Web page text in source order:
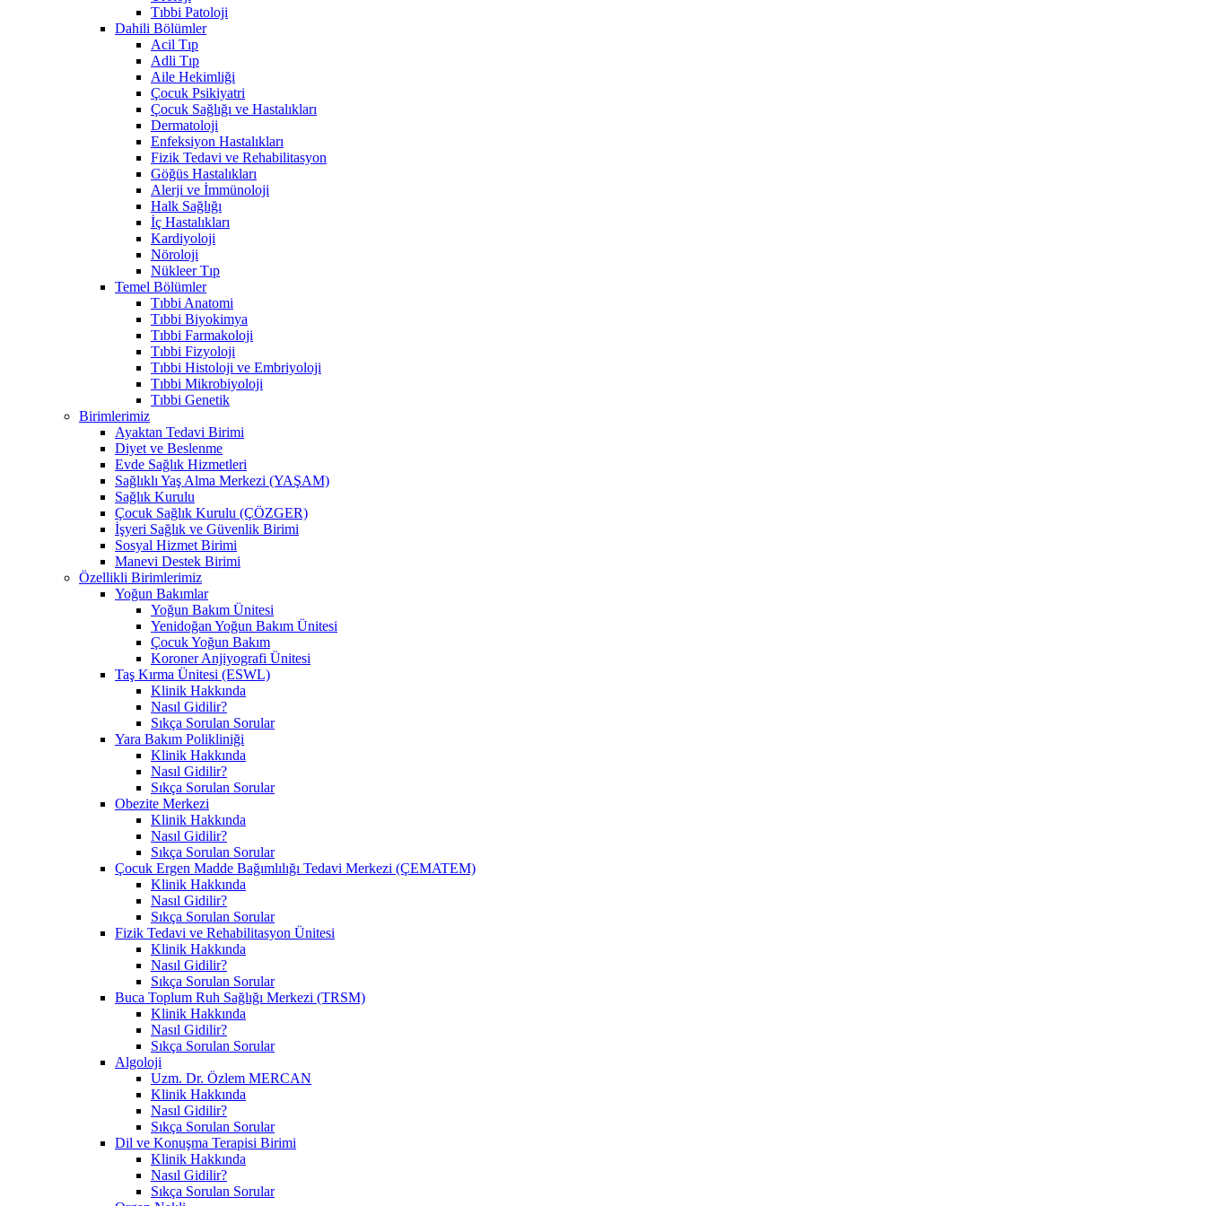
Tıbbi Patoloji
Dahili Bölümler
Acil Tıp
Adli Tıp
Aile Hekimliği
Çocuk Psikiyatri
Çocuk Sağlığı ve Hastalıkları
Dermatoloji
Enfeksiyon Hastalıkları
Fizik Tedavi ve Rehabilitasyon
Göğüs Hastalıkları
Alerji ve İmmünoloji
Halk Sağlığı
İç Hastalıkları
Kardiyoloji
Nöroloji
Nükleer Tıp
Temel Bölümler
Tıbbi Anatomi
Tıbbi Biyokimya
Tıbbi Farmakoloji
Tıbbi Fizyoloji
Tıbbi Histoloji ve Embriyoloji
Tıbbi Mikrobiyoloji
Tıbbi Genetik
Birimlerimiz
Ayaktan Tedavi Birimi
Diyet ve Beslenme
Evde Sağlık Hizmetleri
Sağlıklı Yaş Alma Merkezi (YAŞAM)
Sağlık Kurulu
Çocuk Sağlık Kurulu (ÇÖZGER)
İşyeri Sağlık ve Güvenlik Birimi
Sosyal Hizmet Birimi
Manevi Destek Birimi
Özellikli Birimlerimiz
Yoğun Bakımlar
Yoğun Bakım Ünitesi
Yenidoğan Yoğun Bakım Ünitesi
Çocuk Yoğun Bakım
Koroner Anjiyografi Ünitesi
Taş Kırma Ünitesi (ESWL)
Klinik Hakkında
Nasıl Gidilir?
Sıkça Sorulan Sorular
Yara Bakım Polikliniği
Klinik Hakkında
Nasıl Gidilir?
Sıkça Sorulan Sorular
Obezite Merkezi
Klinik Hakkında
Nasıl Gidilir?
Sıkça Sorulan Sorular
Çocuk Ergen Madde Bağımlılığı Tedavi Merkezi (ÇEMATEM)
Klinik Hakkında
Nasıl Gidilir?
Sıkça Sorulan Sorular
Fizik Tedavi ve Rehabilitasyon Ünitesi
Klinik Hakkında
Nasıl Gidilir?
Sıkça Sorulan Sorular
Buca Toplum Ruh Sağlığı Merkezi (TRSM)
Klinik Hakkında
Nasıl Gidilir?
Sıkça Sorulan Sorular
Algoloji
Uzm. Dr. Özlem MERCAN
Klinik Hakkında
Nasıl Gidilir?
Sıkça Sorulan Sorular
Dil ve Konuşma Terapisi Birimi
Klinik Hakkında
Nasıl Gidilir?
Sıkça Sorulan Sorular